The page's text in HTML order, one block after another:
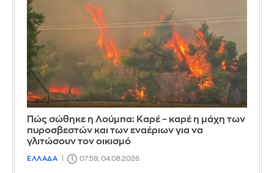
Πώς σώθηκε η Λούμπα: Καρέ – καρέ η μάχη των
πυροσβεστών και των εναέριων για να
γλιτώσουν τον οικισμό
ΕΛΛΑΔΑ 07:59, 04.08.2026